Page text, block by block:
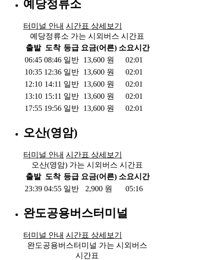
예당정류소
터미널 안내 시간표 상세보기
예당정류소 가는 시외버스 시간표
출발 도착 등급 요금(어른) 소요시간
06:45 08:46 일반 13,600 원
02:01
10:35 12:36 일반 13,600 원
02:01
12:10 14:11 일반 13,600 원
02:01
13:10 15:11 일반 13,600 원
02:01
17:55 19:56 일반 13,600 원 02:01
오산(영암)
터미널 안내 시간표 상세보기
오산(영암) 가는 시외버스 시간표
출발 도착 등급 요금(어른) 소요시간
23:39 04:55 일반 2,900 원 05:16
완도공용버스터미널
터미널 안내 시간표 상세보기
완도공용버스터미널 가는 시외버스
시간표